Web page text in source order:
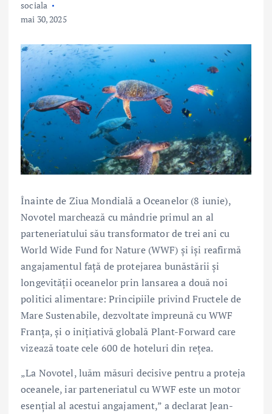
sociala
mai 30, 2025
Înainte de Ziua Mondială a Oceanelor (8 iunie),
Novotel marchează cu mândrie primul an al
parteneriatului său transformator de trei ani cu
World Wide Fund for Nature (WWF) și își reafirmă
angajamentul față de protejarea bunăstării și
longevității oceanelor prin lansarea a două noi
politici alimentare: Principiile privind Fructele de
Mare Sustenabile, dezvoltate împreună cu WWF
Franța, și o inițiativă globală Plant-Forward care
vizează toate cele 600 de hoteluri din rețea.
„La Novotel, luăm măsuri decisive pentru a proteja
oceanele, iar parteneriatul cu WWF este un motor
esențial al acestui angajament,” a declarat Jean-